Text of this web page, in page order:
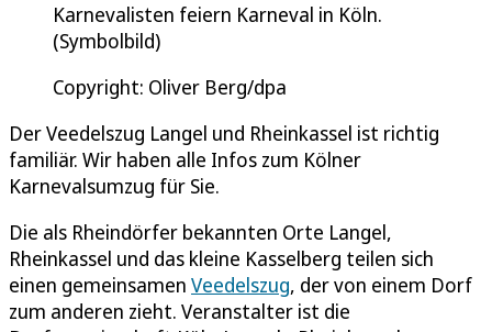
Karnevalisten feiern Karneval in Köln.
(Symbolbild)
Copyright: Oliver Berg/dpa
Der Veedelszug Langel und Rheinkassel ist richtig
familiär. Wir haben alle Infos zum Kölner
Karnevalsumzug für Sie.
Die als Rheindörfer bekannten Orte Langel,
Rheinkassel und das kleine Kasselberg teilen sich
einen gemeinsamen Veedelszug, der von einem Dorf
zum anderen zieht. Veranstalter ist die